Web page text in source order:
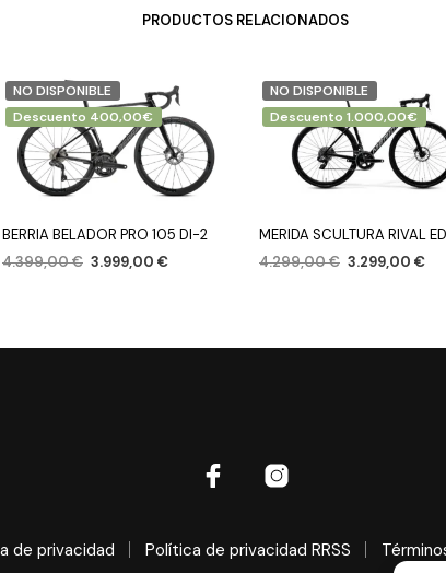
PRODUCTOS RELACIONADOS
NO DISPONIBLE
Descuento 400,00€
BERRIA BELADOR PRO 105 DI-2
4.399,00€ 3.999,00 €
NO DISPONIBLE
Descuento 1.000,00€
MERIDA SCULTURA RIVAL
4.299,00€ 3.299,00 €
de privacidad Política de privacidad RRSS